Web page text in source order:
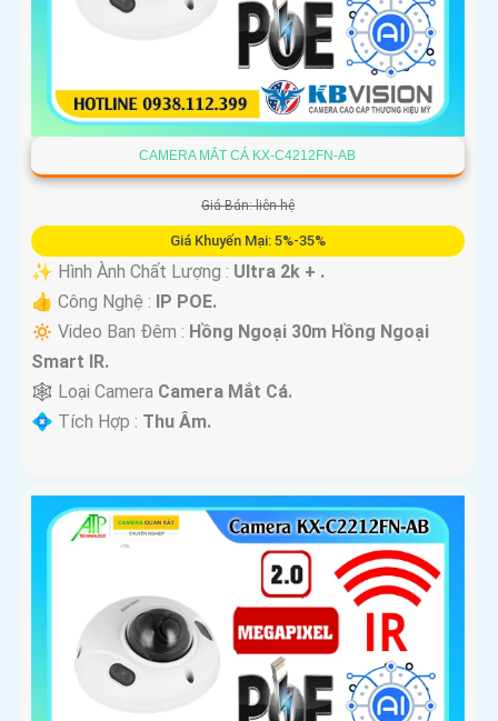
CAMERA MẮT CÁ KX-C4212FN-AB
Giá Bán: liên hệ
Giá Khuyến Mại: 5%-35%
✨ Hình Ành Chất Lượng : Ultra 2k + .
👍 Công Nghệ : IP POE.
🔅 Video Ban Đêm : Hồng Ngoại 30m Hồng Ngoại
Smart IR.
🕸️ Loại Camera Camera Mắt Cá.
️💠 Tích Hợp : Thu Âm.